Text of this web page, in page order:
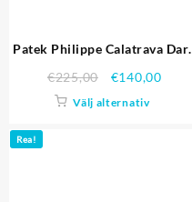
Patek Philippe Calatrava
svart läderrem Replika
Klockor
€225,00 €140,00
Välj alternativ
Rea!